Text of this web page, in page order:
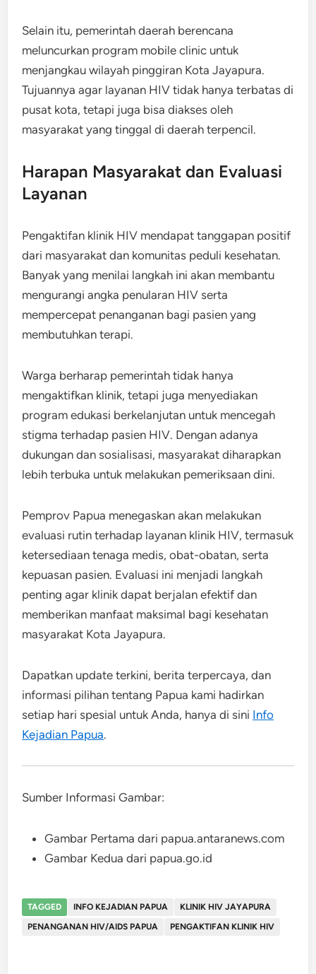
Selain itu, pemerintah daerah berencana
meluncurkan program mobile clinic untuk
menjangkau wilayah pinggiran Kota Jayapura.
Tujuannya agar layanan HIV tidak hanya terbatas di
pusat kota, tetapi juga bisa diakses oleh
masyarakat yang tinggal di daerah terpencil.
Harapan Masyarakat dan Evaluasi
Layanan
Pengaktifan klinik HIV mendapat tanggapan positif
dari masyarakat dan komunitas peduli kesehatan.
Banyak yang menilai langkah ini akan membantu
mengurangi angka penularan HIV serta
mempercepat penanganan bagi pasien yang
membutuhkan terapi.
Warga berharap pemerintah tidak hanya
mengaktifkan klinik, tetapi juga menyediakan
program edukasi berkelanjutan untuk mencegah
stigma terhadap pasien HIV. Dengan adanya
dukungan dan sosialisasi, masyarakat diharapkan
lebih terbuka untuk melakukan pemeriksaan dini.
Pemprov Papua menegaskan akan melakukan
evaluasi rutin terhadap layanan klinik HIV, termasuk
ketersediaan tenaga medis, obat-obatan, serta
kepuasan pasien. Evaluasi ini menjadi langkah
penting agar klinik dapat berjalan efektif dan
memberikan manfaat maksimal bagi kesehatan
masyarakat Kota Jayapura.
Dapatkan update terkini, berita terpercaya, dan
informasi pilihan tentang Papua kami hadirkan
setiap hari spesial untuk Anda, hanya di sini Info
Kejadian Papua.
Sumber Informasi Gambar:
Gambar Pertama dari papua.antaranews.com
Gambar Kedua dari papua.go.id
TAGGED INFO KEJADIAN PAPUA
KLINIK HIV JAYAPURA
PENANGANAN HIV/AIDS PAPUA
PENGAKTIFAN KLINIK HIV